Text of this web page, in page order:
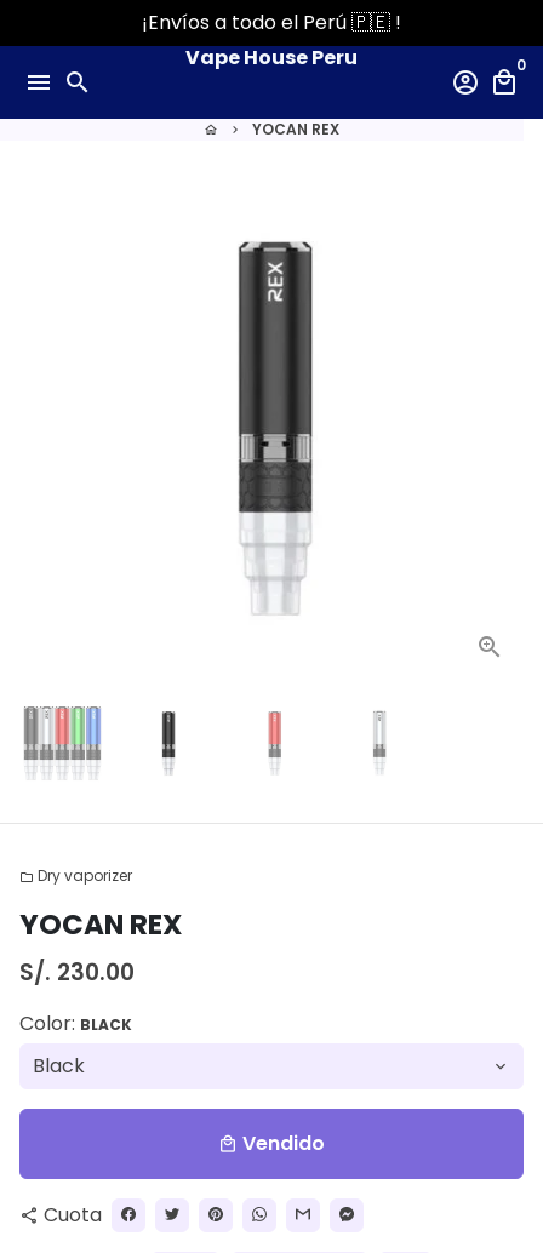
directamente
contenido
¡Envíos a todo el Perú 🇵🇪 !
menu search
Vape House Peru
account_circle local_mall
0
home keyboard_arrow_right YOCAN REX
folder Dry vaporizer
YOCAN REX
S/. 230.00
Color: BLACK
local_mall Vendido
share Cuota